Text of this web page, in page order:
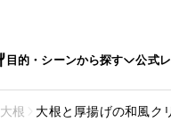
目的・シーンから探す 公式
大根 大根と厚揚げの和風ク